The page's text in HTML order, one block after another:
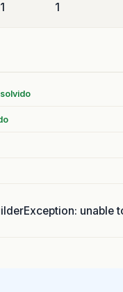
1 1
unable